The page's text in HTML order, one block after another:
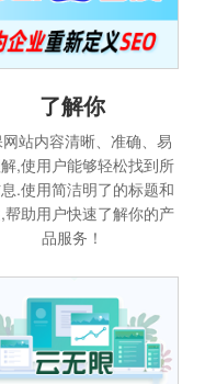
了解你
站内容清晰、准确、易
,使用户能够轻松找到所
.使用简洁明了的标题和
帮助用户快速了解你的产
品服务！